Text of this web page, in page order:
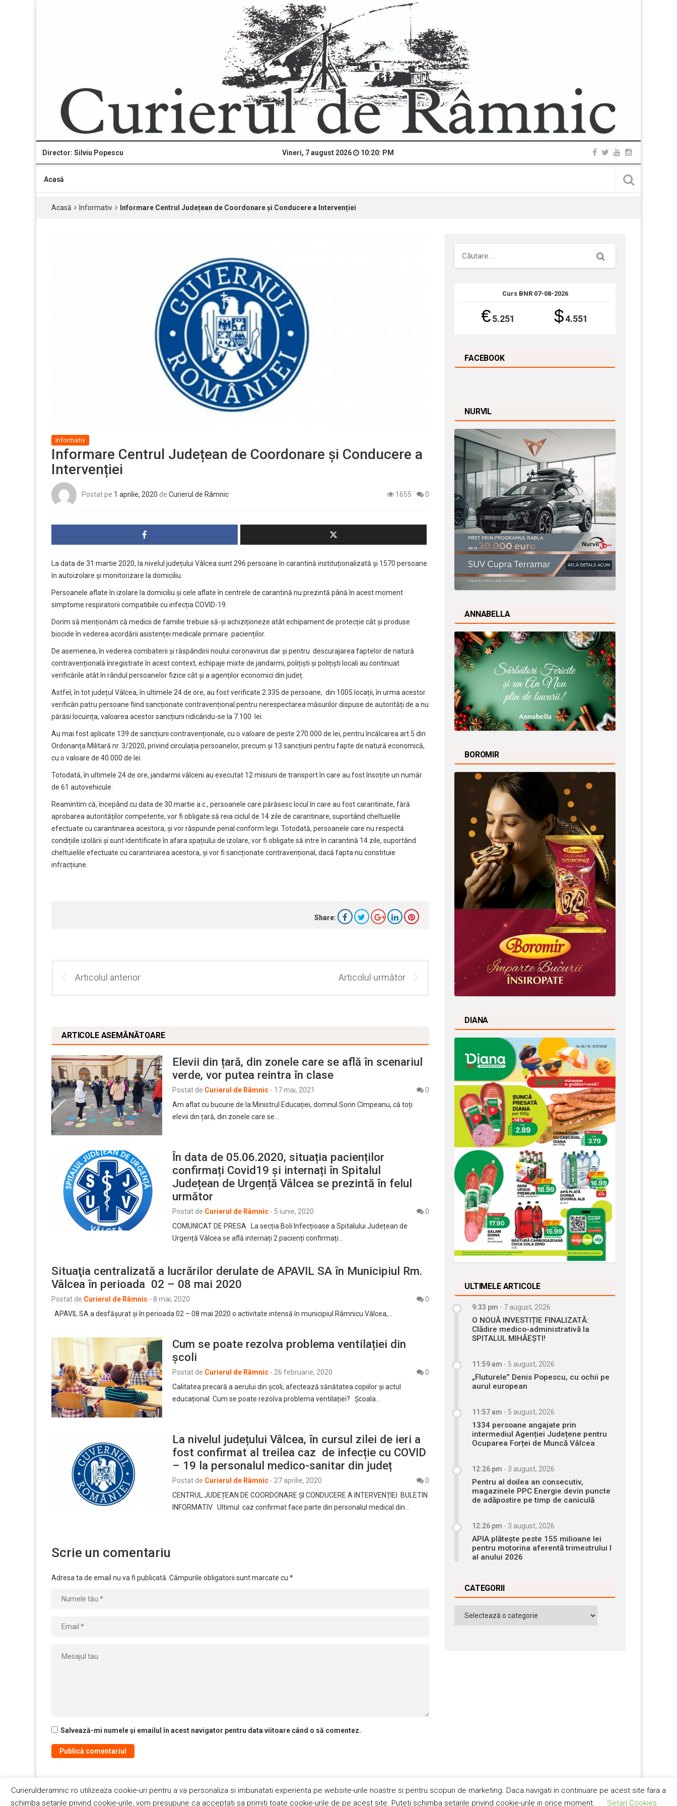
Director: Silviu Popescu Vineri, 7 august 2026 10:20: PM
Acasă
Acasă Informativ Informare Centrul Județean de Coordonare și Conducere a Intervenției
Informativ
Informare Centrul Județean de Coordonare și Conducere a
Intervenției
Postat pe 1 aprilie, 2020 de Curierul de Râmnic 1655 0
La data de 31 martie 2020, la nivelul județului Vâlcea sunt 296 persoane în carantină instituționalizată și 1570 persoane
în autoizolare și monitorizare la domiciliu.
Persoanele aflate în izolare la domiciliu și cele aflate în centrele de carantină nu prezintă până în acest moment
simptome respiratorii compatibile cu infecția COVID-19.
Dorim să menționăm că medicii de familie trebuie să-și achiziționeze atât echipament de protecție cât și produse
biocide în vederea acordării asistenței medicale primare pacienților.
De asemenea, în vederea combaterii și răspândirii noului coronavirus dar și pentru descurajarea faptelor de natură
contravențională înregistrate în acest context, echipaje mixte de jandarmi, polițiști și polițiști locali au continuat
verificările atât în rândul persoanelor fizice cât și a agenților economici din județ.
Astfel, în tot județul Vâlcea, în ultimele 24 de ore, au fost verificate 2.335 de persoane, din 1005 locații, în urma acestor
verificări patru persoane fiind sancționate contravențional pentru nerespectarea măsurilor dispuse de autorități de a nu
părăsi locuința, valoarea acestor sancțiuni ridicându-se la 7.100 lei.
Au mai fost aplicate 139 de sancțiuni contravenționale, cu o valoare de peste 270.000 de lei, pentru încălcarea art.5 din
Ordonanța Militară nr. 3/2020, privind circulația persoanelor, precum și 13 sancțiuni pentru fapte de natură economică,
cu o valoare de 40.000 de lei.
Totodată, în ultimele 24 de ore, jandarmii vâlceni au executat 12 misiuni de transport în care au fost însoțite un număr
de 61 autovehicule.
Reamintim că, începând cu data de 30 martie a.c., persoanele care părăsesc locul în care au fost carantinate, fără
aprobarea autorităților competente, vor fi obligate să reia ciclul de 14 zile de carantinare, suportând cheltuielile
efectuate cu carantinarea acestora, și vor răspunde penal conform legii. Totodată, persoanele care nu respectă
condițiile izolării și sunt identificate în afara spațiului de izolare, vor fi obligate să intre în carantină 14 zile, suportând
cheltuielile efectuate cu carantinarea acestora, și vor fi sancționate contravențional, dacă fapta nu constituie
infracțiune.
Share:
Articolul anterior Articolul următor
ARTICOLE ASEMĂNĂTOARE
Elevii din țară, din zonele care se află în scenariul
verde, vor putea reintra în clase
Postat de Curierul de Râmnic - 17 mai, 2021
0
Am aflat cu bucurie de la Ministrul Educației, domnul Sorin Cîmpeanu, că toți
elevii din țară, din zonele care se…
În data de 05.06.2020, situația pacienților
confirmați Covid19 și internați în Spitalul
Județean de Urgență Vâlcea se prezintă în felul
următor
Postat de Curierul de Râmnic - 5 iunie, 2020
0
COMUNICAT DE PRESA La secția Boli Infecțioase a Spitalului Județean de
Urgență Vâlcea se află internați 2 pacienți confirmați…
Situaţia centralizată a lucrărilor derulate de APAVIL SA în Municipiul Rm.
Vâlcea în perioada 02 – 08 mai 2020
Postat de Curierul de Râmnic - 8 mai, 2020
0
APAVIL SA a desfăşurat şi în perioada 02 – 08 mai 2020 o activitate intensă în municipiul Râmnicu Vâlcea,…
Cum se poate rezolva problema ventilației din
școli
Postat de Curierul de Râmnic - 26 februarie, 2020
0
Calitatea precară a aerului din școli, afectează sănătatea copiilor și actul
educațional. Cum se poate rezolva problema ventilației? Școala…
La nivelul județului Vâlcea, în cursul zilei de ieri a
fost confirmat al treilea caz de infecție cu COVID
– 19 la personalul medico-sanitar din județ
Postat de Curierul de Râmnic - 27 aprilie, 2020
0
CENTRUL JUDEȚEAN DE COORDONARE ȘI CONDUCERE A INTERVENȚIEI BULETIN
INFORMATIV Ultimul caz confirmat face parte din personalul medical din…
Scrie un comentariu
Adresa ta de email nu va fi publicată. Câmpurile obligatorii sunt marcate cu *
Salvează-mi numele și emailul în acest navigator pentru data viitoare când o să comentez.
Căutare
Curs BNR 07-08-2026
€ 5.251 $4.551
FACEBOOK
NURVIL
ANNABELLA
BOROMIR
DIANA
ULTIMELE ARTICOLE
9:33 pm - 7 august, 2026
O NOUĂ INVESTIȚIE FINALIZATĂ:
Clădire medico-administrativă la
SPITALUL MIHĂEȘTI!
11:59 am - 5 august, 2026
„Fluturele” Denis Popescu, cu ochii pe
aurul european
11:57 am - 5 august, 2026
1334 persoane angajate prin
intermediul Agenției Județene pentru
Ocuparea Forței de Muncă Vâlcea
12:26 pm - 3 august, 2026
Pentru al doilea an consecutiv,
magazinele PPC Energie devin puncte
de adăpostire pe timp de caniculă
12:26 pm - 3 august, 2026
APIA plătește peste 155 milioane lei
pentru motorina aferentă trimestrului I
al anului 2026
CATEGORII
Categorii
Contact Abonamente Termeni si condiţii
Curierulderamnic.ro utilizeaza cookie-uri pentru a va personaliza si imbunatati experienta pe website-urile noastre si pentru scopuri de marketing. Daca navigati in continuare pe acest site fara a
schimba setarile privind cookie-urile, vom presupune ca acceptati sa primiti toate cookie-urile de pe acest site. Puteti schimba setarile privind cookie-urile in orice moment.
Setari Cookies